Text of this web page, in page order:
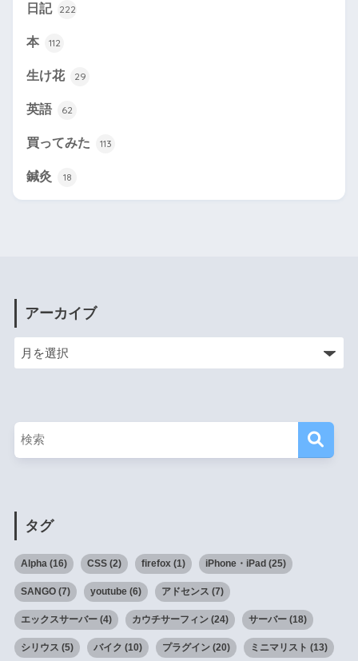
日記 222
本 112
生け花 29
英語 62
買ってみた 113
鍼灸 18
アーカイブ
タグ
Alpha(16) CSS(2) firefox(1) iPhone・iPad (25)
SANGO(7) youtube(6) アドセンス (7)
エックスサーバー(4) カウチサーフィン(24) サーバー(18)
シリウス (5) バイク (10) プラグイン(20) ミニマリスト (13)